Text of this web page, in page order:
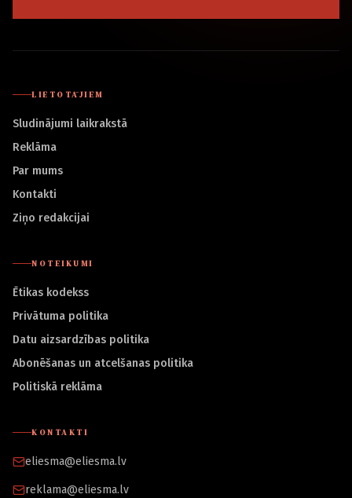
LIETOTĀJIEM
Sludinājumi laikrakstā
Reklāma
Par mums
Kontakti
Ziņo redakcijai
NOTEIKUMI
Ētikas kodekss
Privātuma politika
Datu aizsardzības politika
Abonēšanas un atcelšanas politika
Politiskā reklāma
KONTAKTI
eliesma@eliesma.lv
reklama@eliesma.lv